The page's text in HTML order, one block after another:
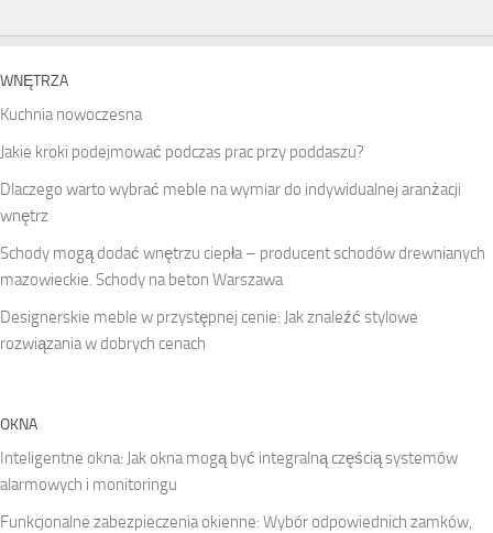
WNĘTRZA
Kuchnia nowoczesna
Jakie kroki podejmować podczas prac przy poddaszu?
Dlaczego warto wybrać meble na wymiar do indywidualnej aranżacji
wnętrz
Schody mogą dodać wnętrzu ciepła – producent schodów drewnianych
mazowieckie. Schody na beton Warszawa
Designerskie meble w przystępnej cenie: Jak znaleźć stylowe
rozwiązania w dobrych cenach
OKNA
Inteligentne okna: Jak okna mogą być integralną częścią systemów
alarmowych i monitoringu
Funkcjonalne zabezpieczenia okienne: Wybór odpowiednich zamków,